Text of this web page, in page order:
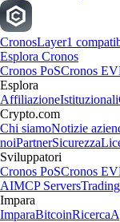
CronosLayer1
Esplora Cronos
Cronos PoSCronos
Esplora
AffiliazioneIstituzionali
Crypto.com
Chi siamoNotizie
noiPartnerSicurezza
Sviluppatori
Cronos PoSCronos
AIMCP Servers
Impara
ImparaBitcoinRicerca